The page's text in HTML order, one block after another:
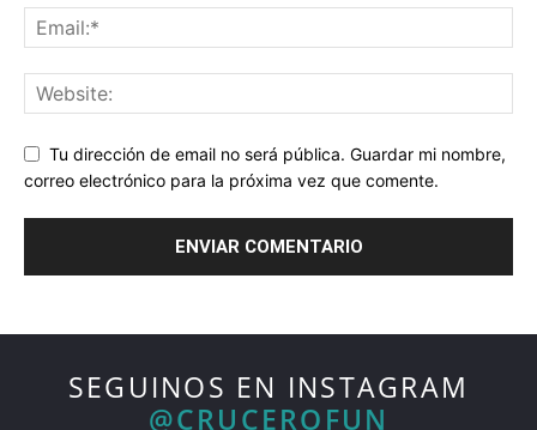
Tu dirección de email no será pública. Guardar mi nombre,
correo electrónico para la próxima vez que comente.
SEGUINOS EN INSTAGRAM
@CRUCEROFUN